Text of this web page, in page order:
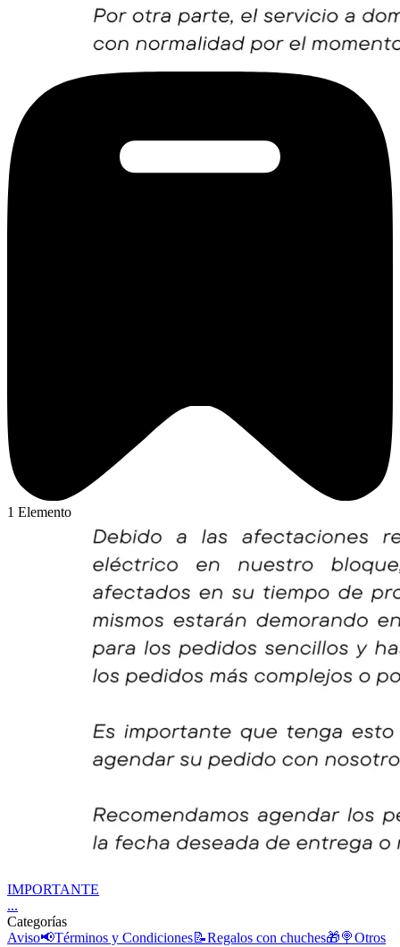
1 Elemento
IMPORTANTE
...
Categorías
Aviso📢Términos y Condiciones📝Regalos con chuches🎁🍭Otros